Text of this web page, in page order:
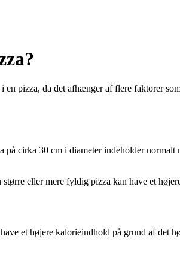
pizza, da det afhænger af flere faktorer
på cirka 30 cm i diameter indeholder
eller mere fyldig pizza kan have et
et højere kalorieindhold på grund af det